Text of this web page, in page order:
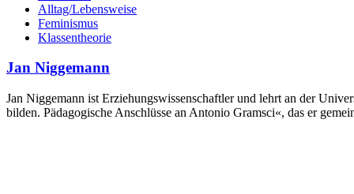
Alltag/Lebensweise
Feminismus
Klassentheorie
Jan Niggemann
Jan Niggemann ist Erziehungswissenschaftler und lehrt an der
bilden. Pädagogische Anschlüsse an Antonio Gramsci«, das er